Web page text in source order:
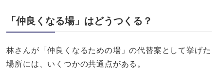
「仲良くなる場」はどうつくる？
林さんが「仲良くなるための場」の代替案として挙げた
場所には、いくつかの共通点がある。